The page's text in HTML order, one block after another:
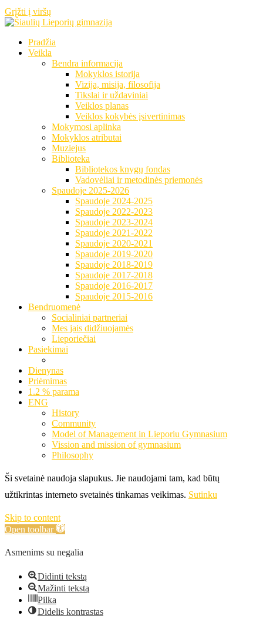
Grįžti į viršų
Pradžia
Veikla
Bendra informacija
Mokyklos istorija
Vizija, misija, filosofija
Tikslai ir uždaviniai
Veiklos planas
Veiklos kokybės įsivertinimas
Mokymosi aplinka
Mokyklos atributai
Muziejus
Biblioteka
Bibliotekos knygų fondas
Vadovėliai ir metodinės priemonės
Spaudoje 2025-2026
Spaudoje 2024-2025
Spaudoje 2022-2023
Spaudoje 2023-2024
Spaudoje 2021-2022
Spaudoje 2020-2021
Spaudoje 2019-2020
Spaudoje 2018-2019
Spaudoje 2017-2018
Spaudoje 2016-2017
Spaudoje 2015-2016
Bendruomenė
Socialiniai partneriai
Mes jais didžiuojamės
Lieporiečiai
Pasiekimai
Dienynas
Priėmimas
1.2 % parama
ENG
History
Community
Model of Management in Lieporiu Gymnasium
Vission and mission of gymnasium
Philosophy
Ši svetainė naudoja slapukus. Jie naudojami tam, kad būtų
užtikrintas interneto svetainės tinkamas veikimas. Sutinku
Skip to content
Open toolbar
Asmenims su negalia
Didinti tekstą
Mažinti tekstą
Pilka
Didelis kontrastas